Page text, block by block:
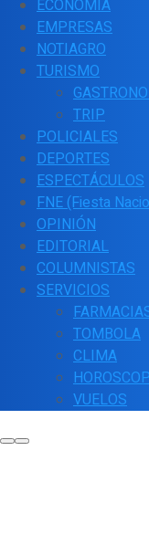
ECONOMÍA
EMPRESAS
NOTIAGRO
TURISMO
TRIP
POLICIALES
DEPORTES
ESPECTÁCULOS
FNE (Fiesta
OPINIÓN
EDITORIAL
COLUMNISTAS
SERVICIOS
TOMBOLA
CLIMA
VUELOS